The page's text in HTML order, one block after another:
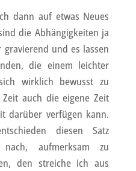
dann auf etwas Neues
die Abhängigkeiten ja
und es lassen
die einem leichter
wirklich bewusst zu
auch die eigene Zeit
darüber verfügen kann.
diesen Satz
aufmerksam zu
den streiche ich aus